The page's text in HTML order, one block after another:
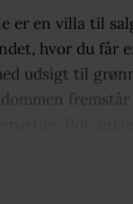
er en villa til
hvor du får
udsigt til
fremstår
og grund